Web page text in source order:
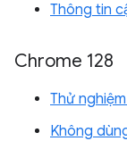
Thông tin
Chrome 128
Thử
Không